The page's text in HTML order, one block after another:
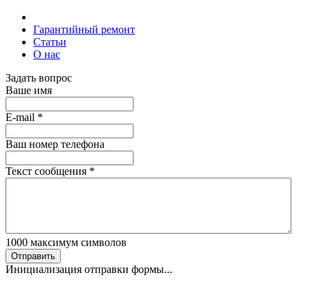
Гарантийный ремонт
Статьи
О нас
Задать вопрос
Ваше имя
E-mail *
Ваш номер телефона
Текст сообщения *
1000 максимум символов
Отправить
Инициализация отправки формы...